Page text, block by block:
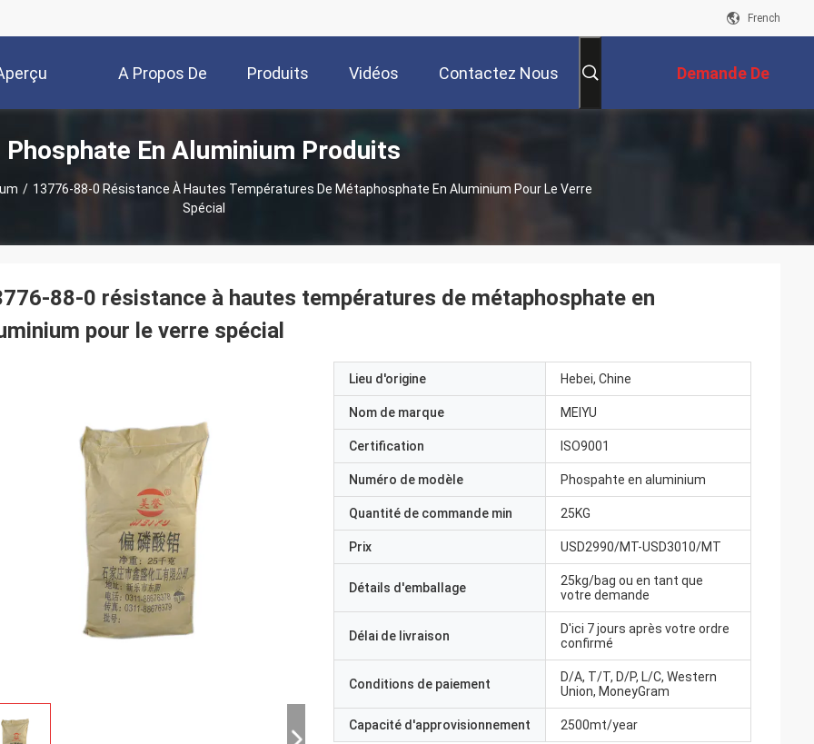
French
A Propos De
Nous
Produits Vidéos Contactez Nous Demande De
Soumission
Phosphate En Aluminium Produits
/ 13776-88-0 Résistance À Hautes Températures De Métaphosphate En Aluminium Pour Le Verre
Spécial
88-0 résistance à hautes températures de métaphosphate en
pour le verre spécial
Lieu d'origine Hebei, Chine
Nom de marque MEIYU
Certification ISO9001
Numéro de modèle Phospahte en aluminium
Quantité de commande min 25KG
Prix USD2990/MT-USD3010/MT
Détails d'emballage
25kg/bag ou en tant que
votre demande
Délai de livraison
D'ici 7 jours après votre ordre
confirmé
Conditions de paiement
D/A, T/T, D/P, L/C, Western
Union, MoneyGram
Capacité d'approvisionnement 2500mt/year